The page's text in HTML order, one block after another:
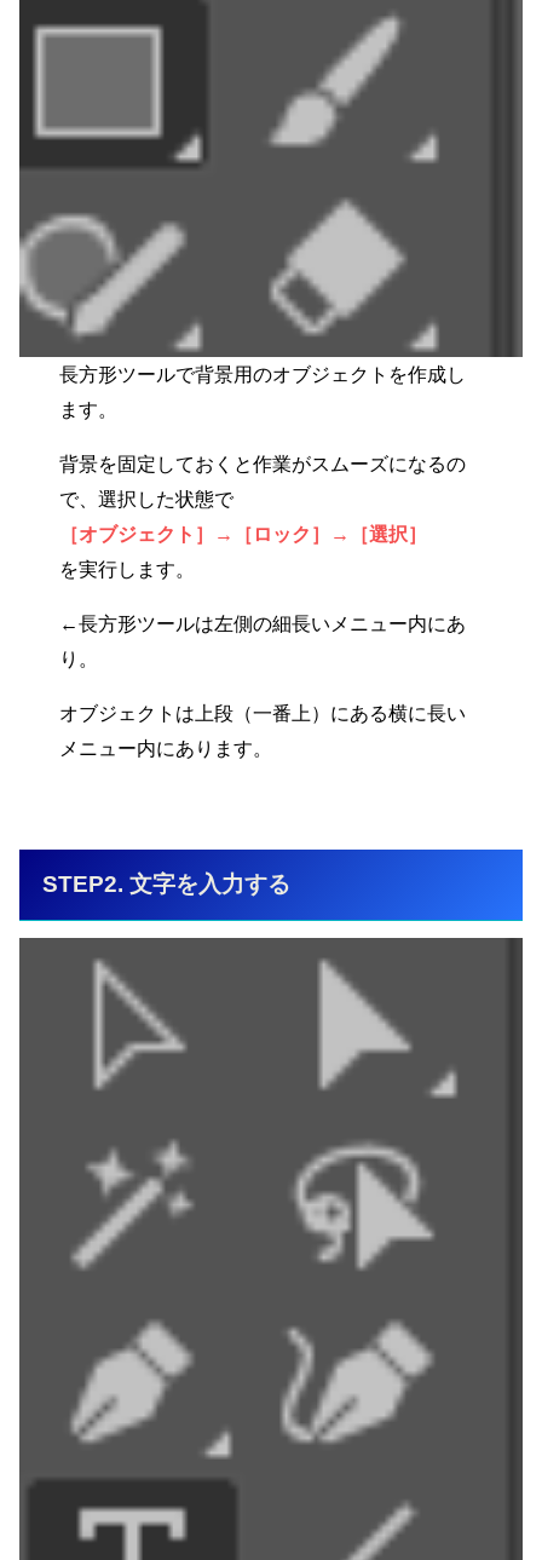
長方形ツールで背景用のオブジェクトを作成し
ます。
背景を固定しておくと作業がスムーズになるの
で、選択した状態で
［オブジェクト］→［ロック］→［選択］
を実行します。
←長方形ツールは左側の細長いメニュー内にあ
り。
オブジェクトは上段（一番上）にある横に長い
メニュー内にあります。
STEP2. 文字を入力する